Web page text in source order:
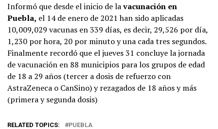
Informó que desde el inicio de lavacunación en
Puebla, el 14 de enero de 2021 han sido aplicadas
10,009,029 vacunas en 339 días, es decir, 29,526 por día,
1,230 por hora, 20 por minuto y una cada tres segundos.
Finalmente recordó que el jueves 31 concluye la jornada
de vacunación en 88 municipios para los grupos de edad
de 18 a 29 años (tercer a dosis de refuerzo con
AstraZeneca o CanSino) y rezagados de 18 años y más
(primera y segunda dosis)
RELATED TOPICS: PUEBLA